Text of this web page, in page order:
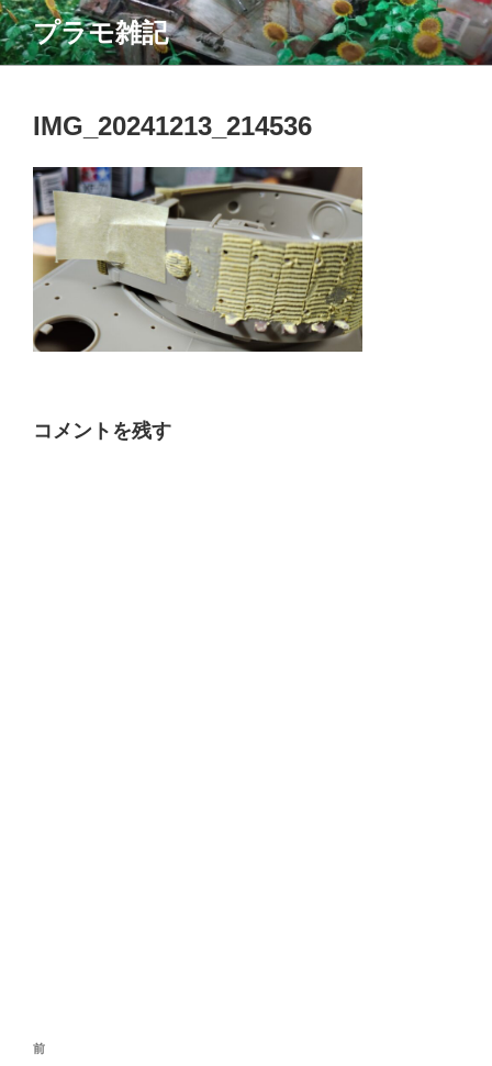
コ
ン
テ
プラモ雑記
IMG_20241213_214536
コメントを残す
投
前
前